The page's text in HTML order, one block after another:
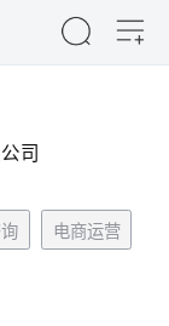
司
电商运营